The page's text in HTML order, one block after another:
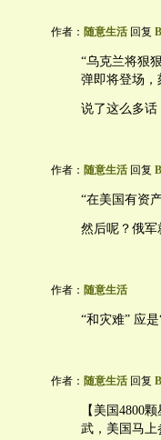
作者： 随意生活 回复
“乌克兰将狠
弹即将登场，
说了这么多
作者： 随意生活 回复
“在美国有资
然后呢？俄军
作者： 随意生活
“和灾难” 应是
作者： 随意生活 回复
【美国4800
武，美国马